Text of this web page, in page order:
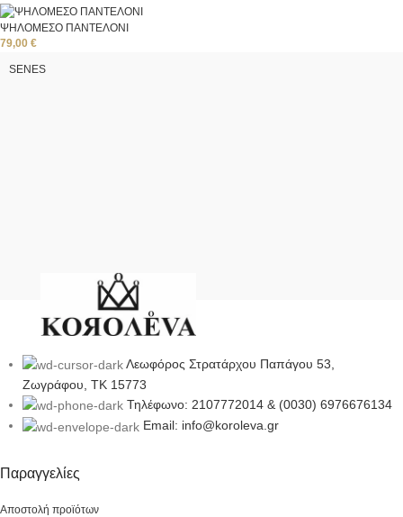
ΨΗΛΟΜΕΣΟ ΠΑΝΤΕΛΟΝΙ
79,00 €
SENES
Λεωφόρος Στρατάρχου Παπάγου 53,
Ζωγράφου, ΤΚ 15773
Τηλέφωνο: 2107772014 & (0030) 6976676134
Email: info@koroleva.gr
Παραγγελίες
Αποστολή προϊότων